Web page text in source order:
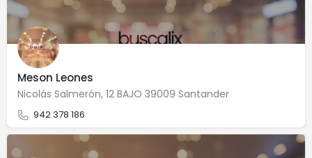
Meson Leones
Nicolás Salmerón, 12 BAJO 39009 Santander
942 378 186